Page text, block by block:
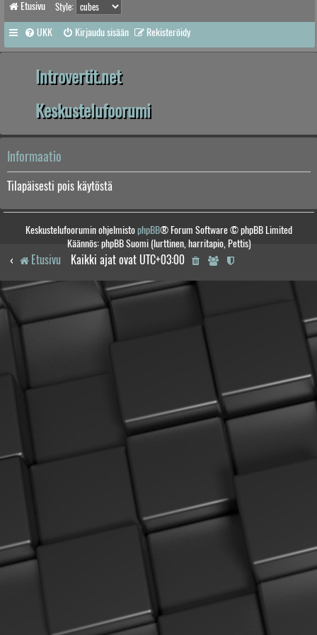
Etusivu Style:
UKK Kirjaudu sisään Rekisteröidy
Introvertit.net
Keskustelufoorumi
Informaatio
Tilapäisesti pois käytöstä
Keskustelufoorumin ohjelmistophpBB® Forum Software © phpBB Limited
Käännös: phpBB Suomi (lurttinen, harritapio, Pettis)
Etusivu Kaikki ajat ovat UTC+03:00